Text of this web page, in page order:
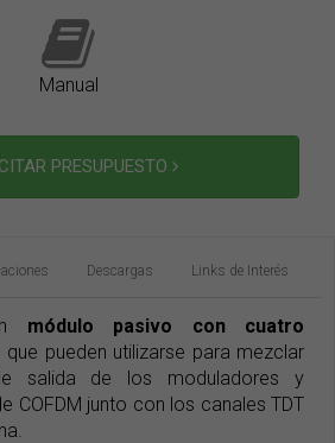
Manual
PRESUPUESTO
Descargas Links de Interés
módulo pasivo con cuatro
que pueden utilizarse para mezclar
salida de los moduladores y
COFDM junto con los canales TDT